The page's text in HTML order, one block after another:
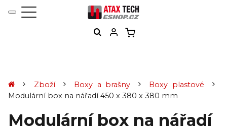
Zboží Boxy a brašny
Boxy plastové
Modulární box na nářadí 450 x 380 x 380 mm
Modulární box na nářadí